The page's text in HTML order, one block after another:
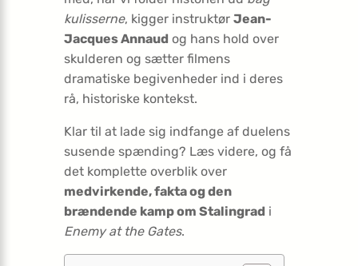
kulisserne, kigger instruktør Jean-
Jacques Annaud og hans hold over
skulderen og sætter filmens
dramatiske begivenheder ind i deres
rå, historiske kontekst.
Klar til at lade sig indfange af duelens
susende spænding? Læs videre, og få
det komplette overblik over
medvirkende, fakta og den
brændende kamp om Stalingrad i
Enemy at the Gates.